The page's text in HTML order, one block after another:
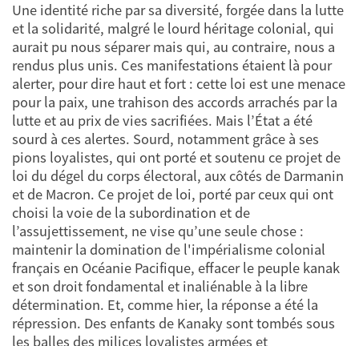
Une identité riche par sa diversité, forgée dans la lutte
et la solidarité, malgré le lourd héritage colonial, qui
aurait pu nous séparer mais qui, au contraire, nous a
rendus plus unis. Ces manifestations étaient là pour
alerter, pour dire haut et fort : cette loi est une menace
pour la paix, une trahison des accords arrachés par la
lutte et au prix de vies sacrifiées. Mais l’État a été
sourd à ces alertes. Sourd, notamment grâce à ses
pions loyalistes, qui ont porté et soutenu ce projet de
loi du dégel du corps électoral, aux côtés de Darmanin
et de Macron. Ce projet de loi, porté par ceux qui ont
choisi la voie de la subordination et de
l’assujettissement, ne vise qu’une seule chose :
maintenir la domination de l'impérialisme colonial
français en Océanie Pacifique, effacer le peuple kanak
et son droit fondamental et inaliénable à la libre
détermination. Et, comme hier, la réponse a été la
répression. Des enfants de Kanaky sont tombés sous
les balles des milices loyalistes armées et